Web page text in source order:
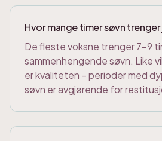
Hvor mange timer søvn
De fleste voksne trenger 7-9
sammenhengende søvn. Like
er kvaliteten – perioder med
søvn er avgjørende for